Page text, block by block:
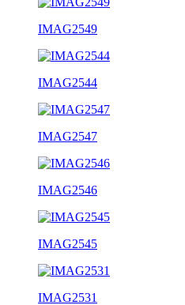
IMAG2549
IMAG2544
IMAG2547
IMAG2546
IMAG2545
IMAG2531